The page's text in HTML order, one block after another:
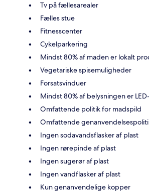
Tv på fællesarealer
Fælles stue
Fitnesscenter
Cykelparkering
Mindst 80% af maden er lokalt
Vegetariske spisemuligheder
Forsatsvinduer
Mindst 80% af belysningen er
Omfattende politik for madspild
Omfattende
Ingen sodavandsflasker af plast
Ingen rørepinde af plast
Ingen sugerør af plast
Ingen vandflasker af plast
Kun genanvendelige kopper